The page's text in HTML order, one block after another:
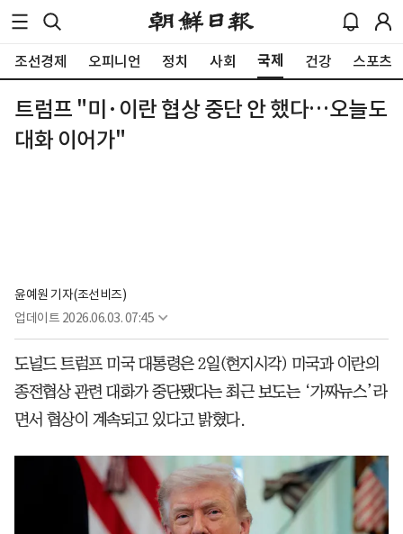
조선경제 오피니언 정치 사회 국제 건강 스포츠
트럼프 "미·이란 협상 중단 안 했다…오늘도
대화 이어가"
윤예원 기자(조선비즈)
업데이트 2026.06.03. 07:45
도널드 트럼프 미국 대통령은 2일(현지시각) 미국과 이란의
종전협상 관련 대화가 중단됐다는 최근 보도는 ‘가짜뉴스’라
면서 협상이 계속되고 있다고 밝혔다.